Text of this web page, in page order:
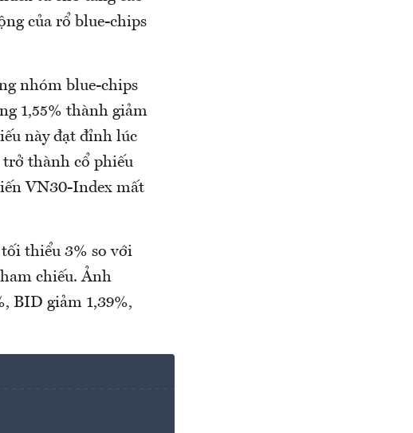
của rổ blue-chips
nhóm blue-chips
1,55% thành giảm
này đạt đỉnh lúc
thành cổ phiếu
VN30-Index mất
thiểu 3% so với
chiếu. Ảnh
BID giảm 1,39%,